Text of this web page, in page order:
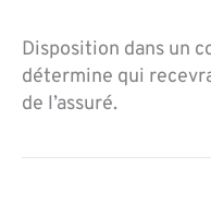
Disposition dans un
détermine qui
de l’assuré.